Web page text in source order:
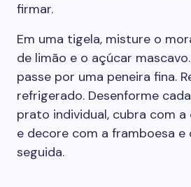
firmar.
Em uma tigela, misture o
de limão e o açúcar
passe por uma peneira fina.
refrigerado. Desenforme
prato individual, cubra com
e decore com a framboesa e
seguida.